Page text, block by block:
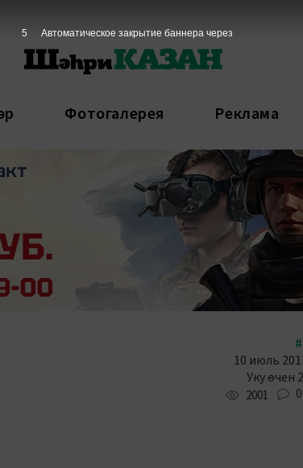
Фотогалерея Реклама
10 июль
Уку өчен
2001 0
4 Автоматическое закрытие баннера через